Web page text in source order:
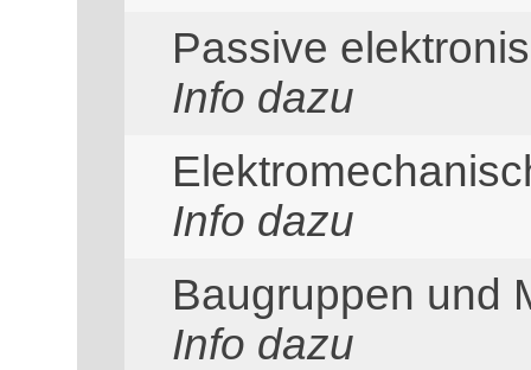
Passive
Info dazu
Info dazu
Baugruppen und
Info dazu